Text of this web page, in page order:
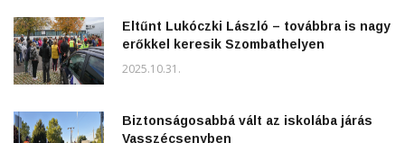
Eltűnt Lukóczki László – továbbra is nagy
erőkkel keresik Szombathelyen
2025.10.31.
Biztonságosabbá vált az iskolába járás
Vasszécsenyben